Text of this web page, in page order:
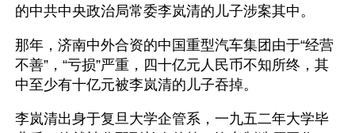
的中共中央政治局常委李岚清的儿子涉案其中。
那年，济南中外合资的中国重型汽车集团由于“经营
不善”，“亏损”严重，四十亿元人民币不知所终，其
中至少有十亿元被李岚清的儿子吞掉。
李岚清出身于复旦大学企管系，一九五二年大学毕